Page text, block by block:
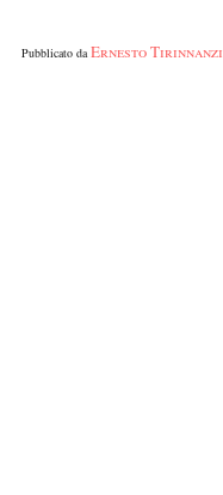
Pubblicato daErnesto Tirinnanzi